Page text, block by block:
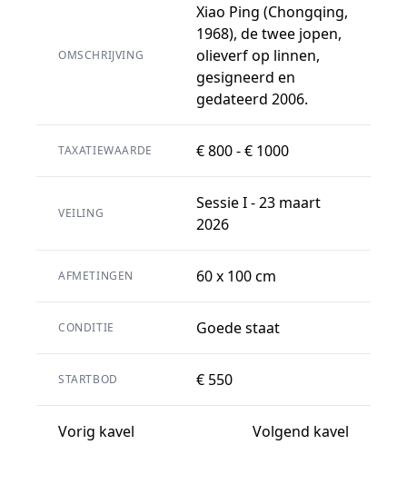
OMSCHRIJVING
Xiao Ping (Chongqing,
1968), de twee jopen,
olieverf op linnen,
gesigneerd en
gedateerd 2006.
TAXATIEWAARDE € 800 - € 1000
VEILING
Sessie I - 23 maart
2026
AFMETINGEN 60 x 100 cm
CONDITIE Goede staat
STARTBOD € 550
Vorig kavel Volgend kavel